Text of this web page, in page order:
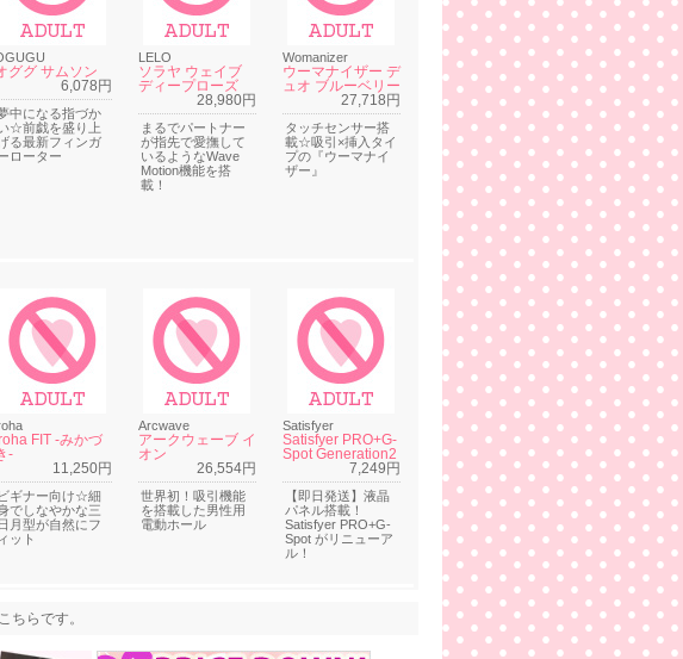
ググ サムソン
6,078円
中になる指づか
☆前戯を盛り上
る最新フィンガ
ローター
LELO
ソラヤ ウェイブ
ディープローズ
28,980円
まるでパートナー
が指先で愛撫して
いるようなWave
Motion機能を搭
載！
Womanizer
ウーマナイザー デ
ュオ ブルーベリー
27,718円
タッチセンサー搭
載☆吸引×挿入タイ
プの『ウーマナイ
ザー』
FIT -みかづ
-
11,250円
ビギナー向け☆細
でしなやかな三
月型が自然にフ
ィット
Arcwave
アークウェーブ イ
オン
26,554円
世界初！吸引機能
を搭載した男性用
電動ホール
Satisfyer
Satisfyer PRO+G-
Spot Generation2
7,249円
【即日発送】液晶
パネル搭載！
Satisfyer PRO+G-
Spot がリニューア
ル！
ちらです。